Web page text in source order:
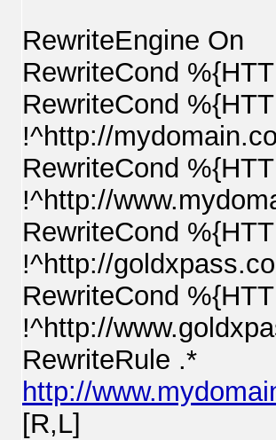
RewriteEngine On
RewriteCond
RewriteCond
!^http://
RewriteCond
!^http://
RewriteCond
!^http://
RewriteCond
!^http://
RewriteRule .*
http://
[R,L]